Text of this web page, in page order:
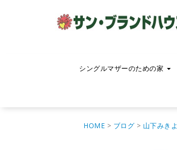
シングルマザーのための家
HOME > ブログ > 山下みきよ